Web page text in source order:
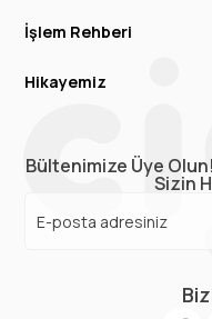
İşlem Rehberi
Hikayemiz
Bültenimize Üye
Sizin